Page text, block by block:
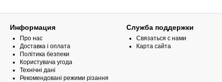
Информация
Про нас
Доставка і оплата
Політика безпеки
Користувача угода
Технічні дані
Рекомендовані режими різання
Служба поддержки
Связаться с нами
Карта сайта